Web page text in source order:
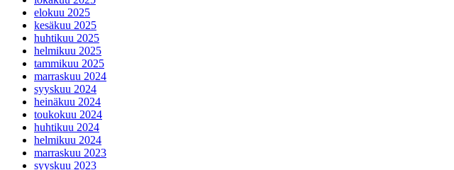
elokuu 2025
kesäkuu 2025
huhtikuu 2025
helmikuu 2025
tammikuu 2025
marraskuu 2024
syyskuu 2024
heinäkuu 2024
toukokuu 2024
huhtikuu 2024
helmikuu 2024
marraskuu 2023
syyskuu 2023